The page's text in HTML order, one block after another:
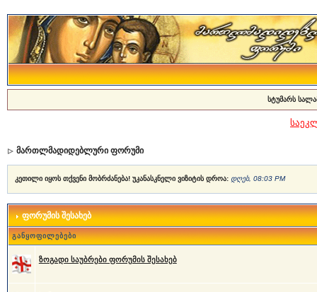
სტუმარს
მართლმადიდებლური ფორუმი
კეთილი იყოს თქვენი მობრძანება! უკანასკნელი ვიზიტის დროა: დღეს, 08:03 PM
ფორუმის შესახებ
განყოფილებები
ზოგადი საუბრები ფორუმის შესახებ